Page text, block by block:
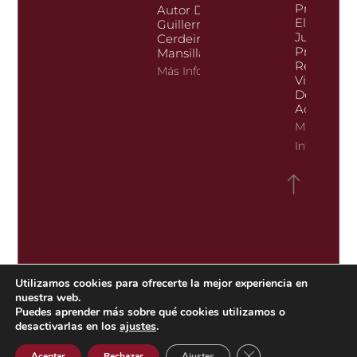
Autor D.
Guillermo
Cerdeira Bravo De
Mansilla.
Más Información
Presidido
El Ilmo.
Juan José
Pretel
De Esta
Academia.
Más
Utilizamos cookies para ofrecerte la mejor experiencia en
nuestra web.
Puedes aprender más sobre qué cookies utilizamos o
desactivarlas en los ajustes.
Cerrar el banner de